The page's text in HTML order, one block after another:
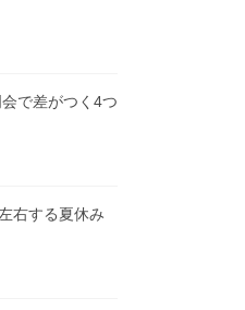
で差がつく4つ
右する夏休み